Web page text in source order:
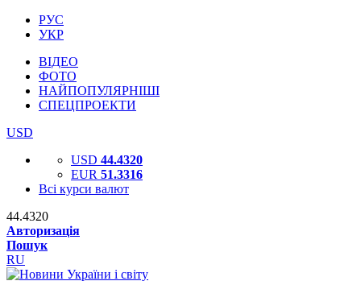
РУС
УКР
ВІДЕО
ФОТО
НАЙПОПУЛЯРНІШІ
СПЕЦПРОЕКТИ
USD
USD 44.4320
EUR 51.3316
Всі курси валют
44.4320
Авторизація
Пошук
RU